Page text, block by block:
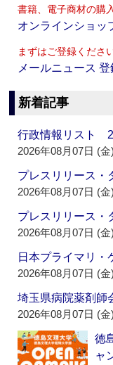
書籍、電子商材の購
オンラインショッ
まずはご登録くださ
メールニュース 登
新着記事
行政情報リスト
2026年08月07日 (金)
プレスリリース
2026年08月07日 (金)
プレスリリース
2026年08月07日 (金)
日本プライマリ
2026年08月07日 (金)
埼玉県病院薬剤
2026年08月07日 (金)
徳
ャ